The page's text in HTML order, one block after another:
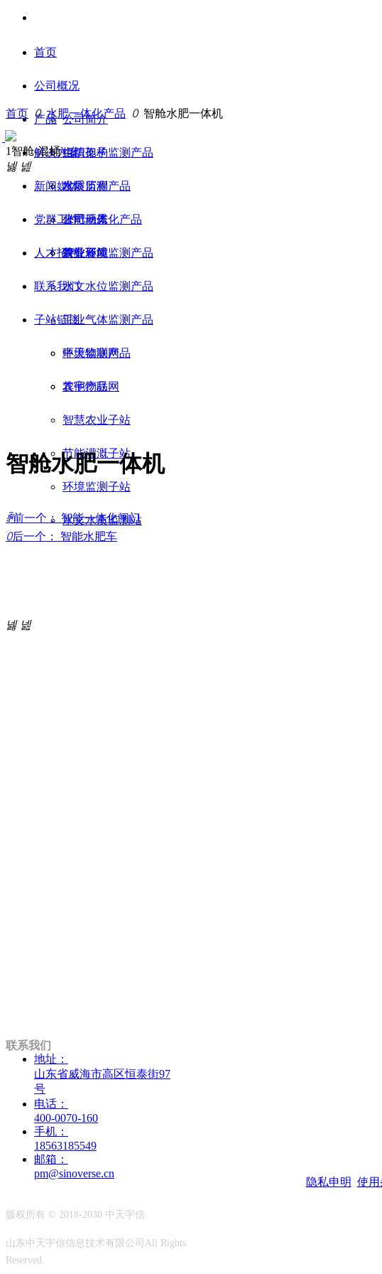
首页
公司概况
公司简介
组织架构
发展历程
公司愿景
荣誉资质
产品
虫情孢子监测产品
水质监测产品
水肥一体化产品
农业环境监测产品
水文水位监测产品
工业气体监测产品
环境监测产品
其他产品
解决方案
新闻媒体
公司动态
行业新闻
党群工作
人才招聘
联系我们
子站链接
中天物联网
农宇物联网
智慧农业子站
节能灌溉子站
环境监测子站
水文水质监测站
首页 ꄲ 水肥一体化产品 ꄲ 智舱水肥一体机
1智舱-混桶
넳 넲
智舱水肥一体机
ꄴ前一个： 智能一体化闸门
ꄲ后一个： 智能水肥车
넳 넲
联系我们
地址：
山东省威海市高区恒泰街97
号
电话：
400-0070-160
手机：
18563185549
邮箱：
pm@sinoverse.cn
隐私申明 使用
版权所有 © 2018-2030 中天宇信
山东中天宇信信息技术有限公司 All Rights
Reserved.